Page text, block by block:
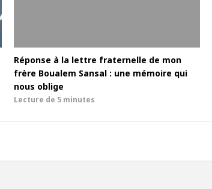
Réponse à la lettre fraternelle de mon
frère Boualem Sansal : une mémoire qui
nous oblige
Lecture de 5 minutes